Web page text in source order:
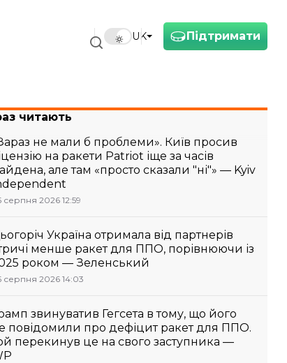
Підтримати
UK
читають
не мали б проблеми». Київ просив
на ракети Patriot іще за часів
але там «просто сказали "ні"» — Kyiv
серпня 2026 12:59
Україна отримала від партнерів
менше ракет для ППО, порівнюючи із
роком — Зеленський
серпня 2026 14:03
звинуватив Гегсета в тому, що його
повідомили про дефіцит ракет для ППО.
перекинув це на свого заступника —